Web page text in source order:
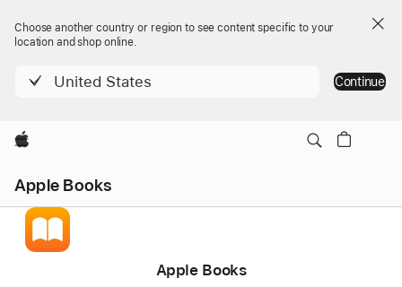
Choose another country or region to see content specific to your
location and shop online.
United States Continue
Apple
Apple Books
Apple Books